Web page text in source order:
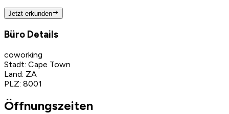
Jetzt erkunden
Büro Details
coworking
Stadt: Cape Town
Land: ZA
PLZ: 8001
Öffnungszeiten